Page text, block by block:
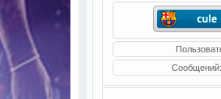
Сообщений: